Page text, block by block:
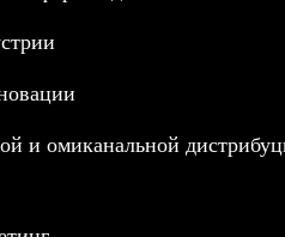
и омиканальной